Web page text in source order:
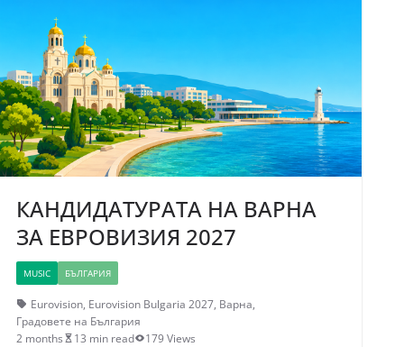
КАНДИДАТУРАТА НА ВАРНА
ЗА ЕВРОВИЗИЯ 2027
MUSIC БЪЛГАРИЯ
Eurovision, Eurovision Bulgaria 2027, Варна,
Градовете на България
2 months
13 min read 179 Views